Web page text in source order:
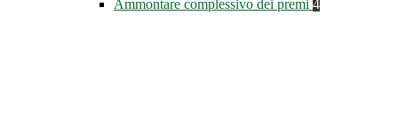
Ammontare complessivo dei premi 4